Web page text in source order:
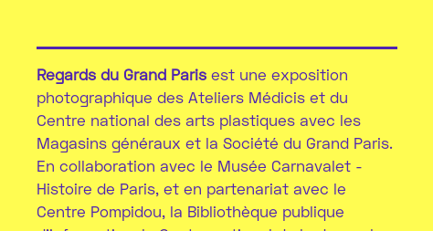
Regards du Grand Paris est une exposition
photographique des Ateliers Médicis et du
Centre national des arts plastiques avec les
Magasins généraux et la Société du Grand Paris.
En collaboration avec le Musée Carnavalet -
Histoire de Paris, et en partenariat avec le
Centre Pompidou, la Bibliothèque publique